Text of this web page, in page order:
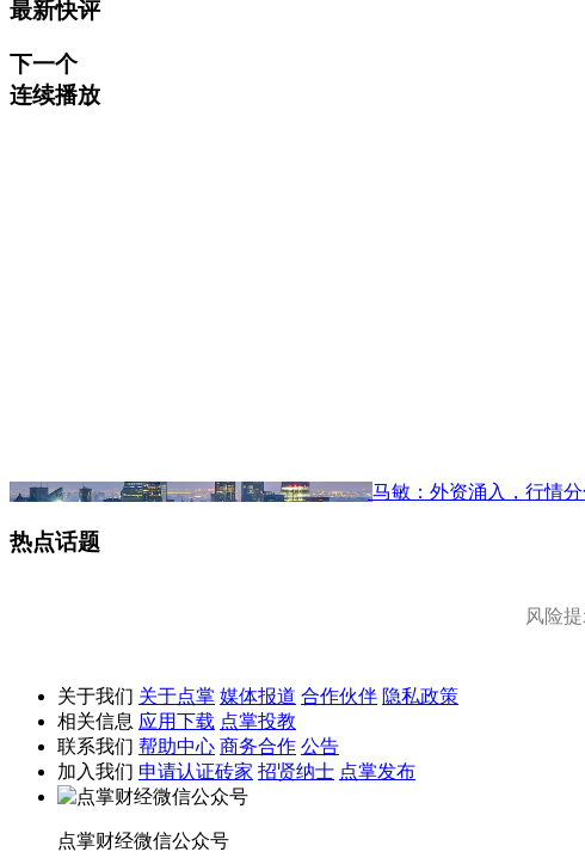
最新快评
下一个
连续播放
马敏：外资涌入，行情分
热点话题
风险
关于我们 关于点掌 媒体报道 合作伙伴 隐私政策
相关信息 应用下载 点掌投教
联系我们 帮助中心 商务合作 公告
加入我们 申请认证砖家 招贤纳士 点掌发布
点掌财经微信公众号